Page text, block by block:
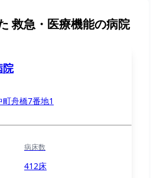
救急・医療機能の病院
院
舟橋7番地1
病床数
412床